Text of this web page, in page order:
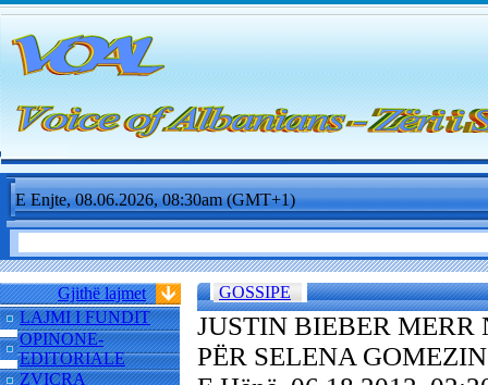
E Enjte, 08.06.2026, 08:30am (GMT+1)
Gjithë lajmet
LAJMI I FUNDIT
OPINONE-
EDITORIALE
ZVICRA
GOSSIPE
JUSTIN BIEBER MERR
PËR SELENA GOMEZIN